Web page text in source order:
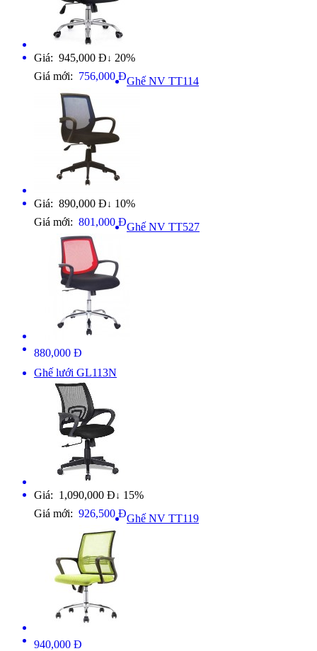
Giá: 945,000 Đ ↓ 20%
Giá mới: 756,000 ĐGhế NV TT114
Giá: 890,000 Đ ↓ 10%
Giá mới: 801,000 ĐGhế NV TT527
880,000 Đ
Ghế lưới GL113N
Giá: 1,090,000 Đ ↓ 15%
Giá mới: 926,500 ĐGhế NV TT119
940,000 Đ